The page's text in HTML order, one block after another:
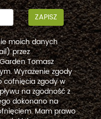
ZAPISZ
moich danych
przez
Tomasz
Wyrażenie zgody
cofnięcia zgody w
na zgodność z
dokonano na
Mam prawo